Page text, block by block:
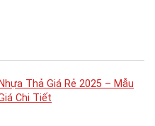
Thả Giá Rẻ 2025 – Mẫu
Chi Tiết